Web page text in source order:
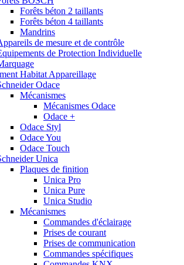
Forêts béton 2 taillants
Forêts béton 4 taillants
Mandrins
de mesure et de contrôle
de Protection Individuelle
Habitat Appareillage
Odace
Mécanismes
Mécanismes Odace
Odace +
Odace Styl
Odace You
Odace Touch
Unica
Plaques de finition
Unica Pro
Unica Pure
Unica Studio
Mécanismes
Commandes d'éclairage
Prises de courant
Prises de communication
Commandes spécifiques